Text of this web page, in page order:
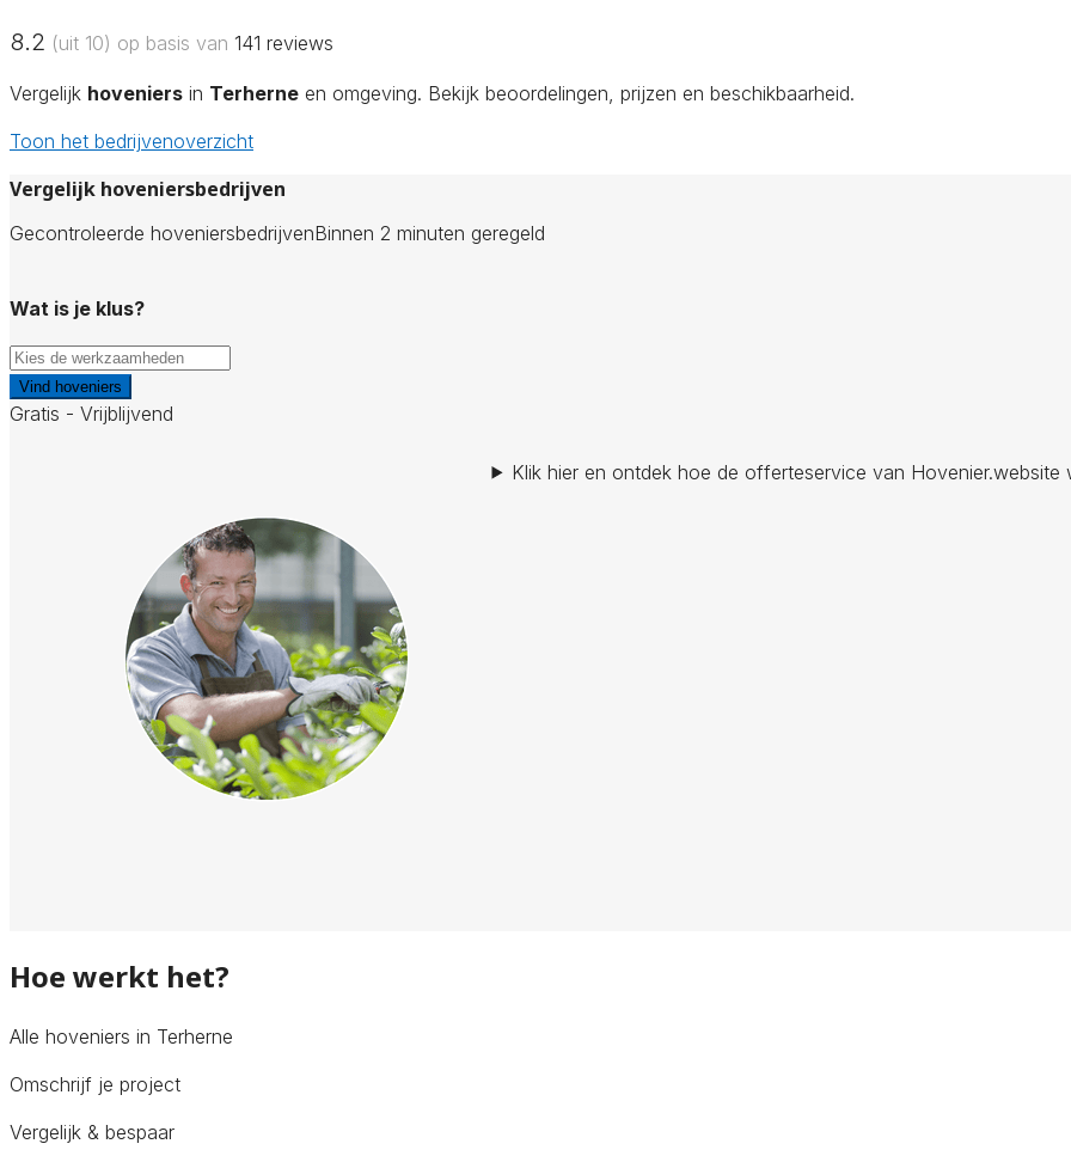
8.2 (uit 10) op basis van 141 reviews
Vergelijk hoveniers in Terherne en omgeving. Bekijk beoordelingen, prijzen en beschikbaarheid.
Toon het bedrijvenoverzicht
Vergelijk hoveniersbedrijven
Gecontroleerde hoveniersbedrijvenBinnen 2 minuten geregeld
Wat is je klus?
Vind hoveniers
Gratis - Vrijblijvend
Klik hier en ontdek hoe de offerteservice van Hovenier.website
Hoe werkt het?
Alle hoveniers in Terherne
Omschrijf je project
Vergelijk & bespaar